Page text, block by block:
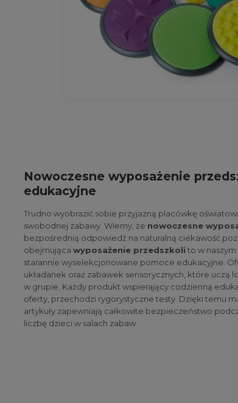
Nowoczesne wyposażenie
edukacyjne
Trudno wyobrazić sobie przyjazną placówkę
swobodnej zabawy. Wiemy, że nowoczesne
bezpośrednią odpowiedź na naturalną ciekawość
obejmująca wyposażenie przedszkoli to w
starannie wyselekcjonowane pomoce edukacyjne.
układanek oraz zabawek sensorycznych, które uczą
w grupie. Każdy produkt wspierający codzienną
oferty, przechodzi rygorystyczne testy. Dzięki temu
artykuły zapewniają całkowite bezpieczeństwo
liczbę dzieci w salach zabaw.